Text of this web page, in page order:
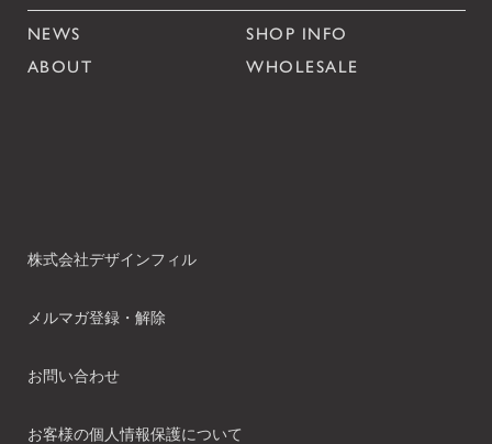
NEWS
SHOP INFO
ABOUT
WHOLESALE
株式会社デザインフィル
メルマガ登録・解除
お問い合わせ
お客様の個人情報保護について